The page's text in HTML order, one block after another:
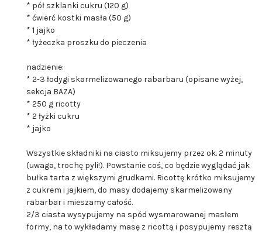
* pół szklanki cukru (120 g)
* ćwierć kostki masła (50 g)
* 1 jajko
* łyżeczka proszku do pieczenia
nadzienie:
* 2-3 łodygi skarmelizowanego rabarbaru (opisane wyżej,
sekcja BAZA)
* 250 g ricotty
* 2 łyżki cukru
* jajko
Wszystkie składniki na ciasto miksujemy przez ok. 2 minuty
(uwaga, trochę pyli!). Powstanie coś, co będzie wyglądać jak
bułka tarta z większymi grudkami. Ricottę krótko miksujemy
z cukrem i jajkiem, do masy dodajemy skarmelizowany
rabarbar i mieszamy całość.
2/3 ciasta wysypujemy na spód wysmarowanej masłem
formy, na to wykładamy masę z ricottą i posypujemy resztą